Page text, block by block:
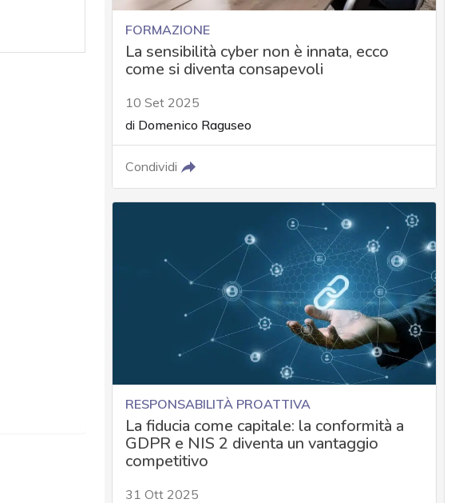
FORMAZIONE
La sensibilità cyber non è innata, ecco
come si diventa consapevoli
10 Set 2025
di Domenico Raguseo
Condividi
RESPONSABILITÀ PROATTIVA
La fiducia come capitale: la conformità a
GDPR e NIS 2 diventa un vantaggio
competitivo
31 Ott 2025